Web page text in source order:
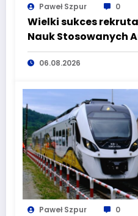
Paweł Szpur 0
Wielki sukces
Nauk Stosowanych
Silesiusa! Uczelnia
wciąż masz szansę –
06.08.2026
Paweł Szpur 0